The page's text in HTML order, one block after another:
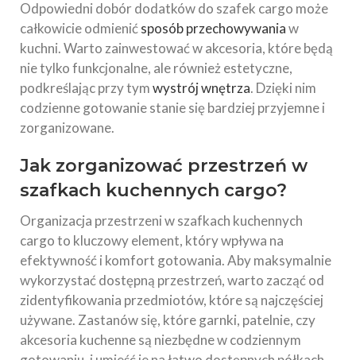
Odpowiedni dobór dodatków do szafek cargo może
całkowicie odmienićsposób przechowywaniaw
kuchni. Warto zainwestować w akcesoria, które będą
nie tylko funkcjonalne, ale również estetyczne,
podkreślając przy tymwystrój wnętrza. Dzięki nim
codzienne gotowanie stanie się bardziej przyjemne i
zorganizowane.
Jak zorganizować przestrzeń w
szafkach kuchennych cargo?
Organizacja przestrzeni w szafkach kuchennych
cargo to kluczowy element, który wpływa na
efektywność i komfort gotowania. Aby maksymalnie
wykorzystać dostępną przestrzeń, warto zacząć od
zidentyfikowania przedmiotów, które są najczęściej
używane. Zastanów się, które garnki, patelnie, czy
akcesoria kuchenne są niezbędne w codziennym